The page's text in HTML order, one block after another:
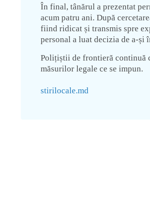
În final, tânărul a prezentat
acum patru ani. După
fiind ridicat și transmis spre
personal a luat decizia de a-și
Polițiștii de frontieră continuă
măsurilor legale ce se impun.
stirilocale.md